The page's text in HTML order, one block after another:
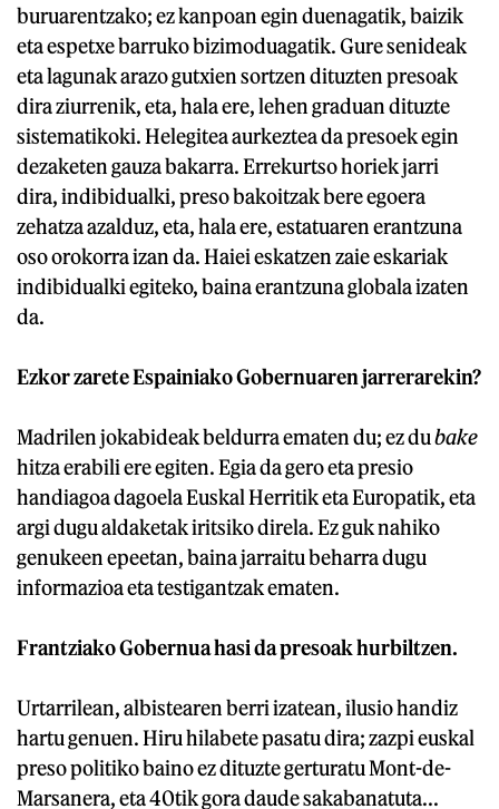
buruarentzako; ez kanpoan egin duenagatik, baizik
eta espetxe barruko bizimoduagatik. Gure senideak
eta lagunak arazo gutxien sortzen dituzten presoak
dira ziurrenik, eta, hala ere, lehen graduan dituzte
sistematikoki. Helegitea aurkeztea da presoek egin
dezaketen gauza bakarra. Errekurtso horiek jarri
dira, indibidualki, preso bakoitzak bere egoera
zehatza azalduz, eta, hala ere, estatuaren erantzuna
oso orokorra izan da. Haiei eskatzen zaie eskariak
indibidualki egiteko, baina erantzuna globala izaten
da.
Ezkor zarete Espainiako Gobernuaren jarrerarekin?
Madrilen jokabideak beldurra ematen du; ez dubake
hitza erabili ere egiten. Egia da gero eta presio
handiagoa dagoela Euskal Herritik eta Europatik, eta
argi dugu aldaketak iritsiko direla. Ez guk nahiko
genukeen epeetan, baina jarraitu beharra dugu
informazioa eta testigantzak ematen.
Frantziako Gobernua hasi da presoak hurbiltzen.
Urtarrilean, albistearen berri izatean, ilusio handiz
hartu genuen. Hiru hilabete pasatu dira; zazpi euskal
preso politiko baino ez dituzte gerturatu Mont-de-
Marsanera, eta 40tik gora daude sakabanatuta...